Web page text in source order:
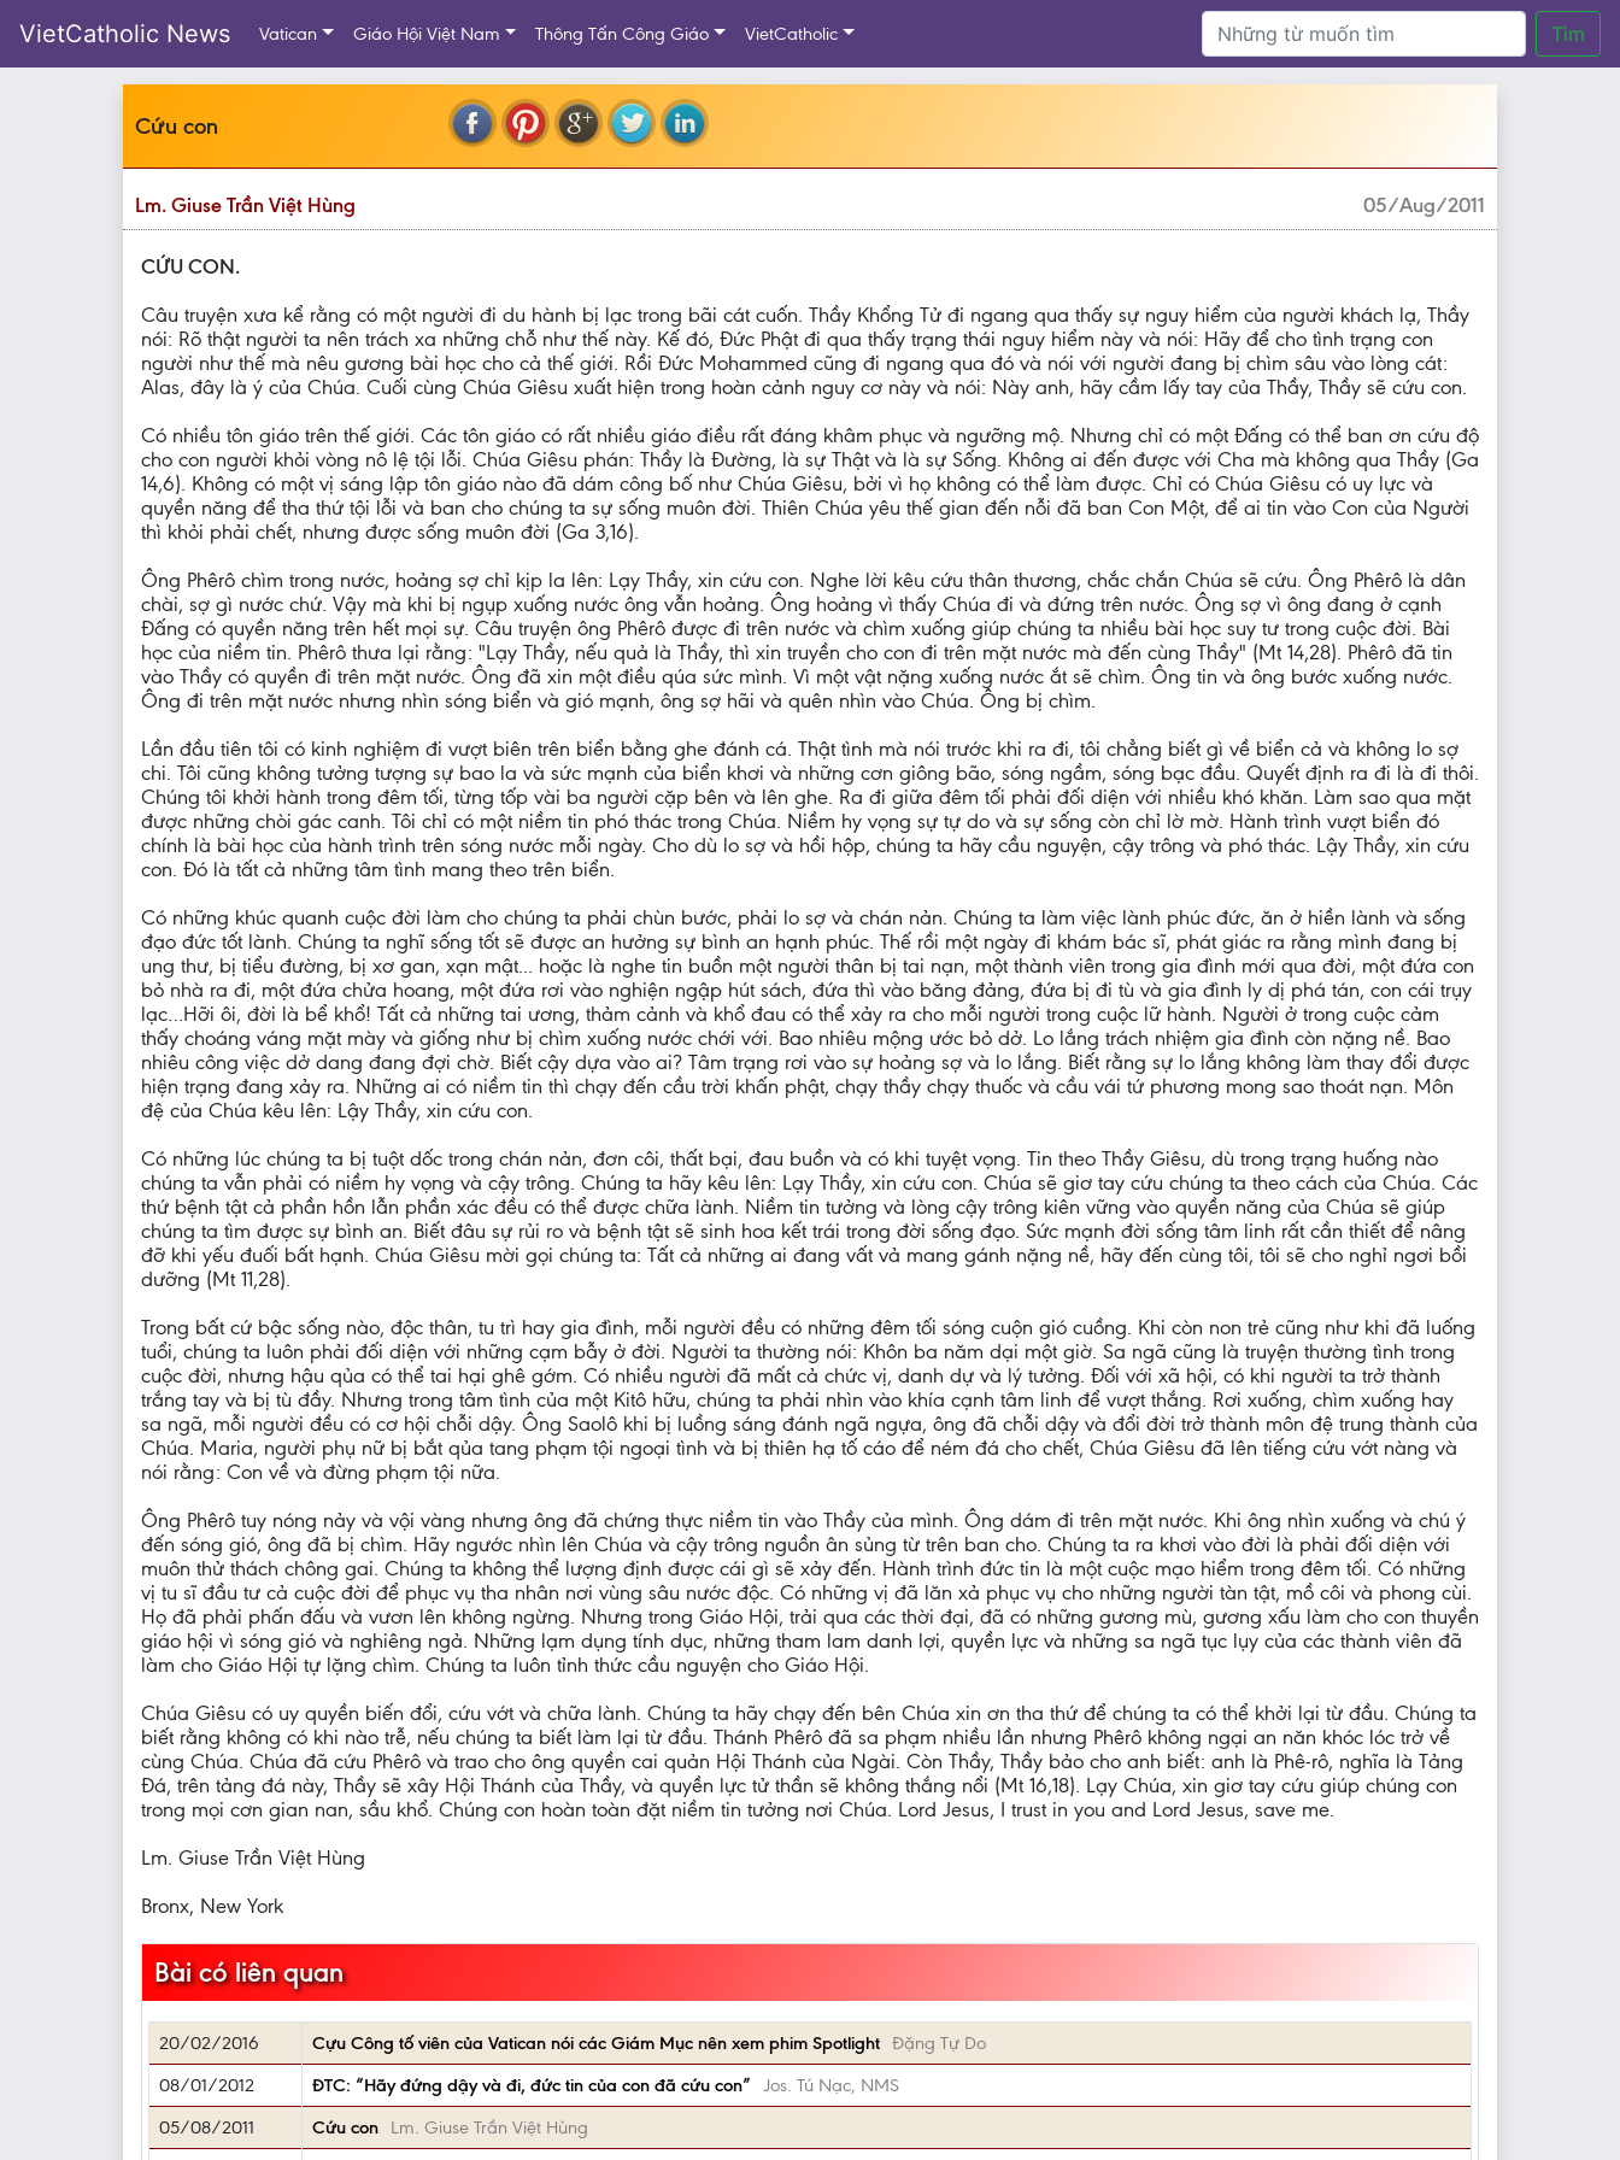
VietCatholic News Vatican Giáo Hội Việt Nam Thông Tấn Công Giáo VietCatholic Tìm
Cứu con
Lm. Giuse Trần Việt Hùng 05/Aug/2011
CỨU CON.
Câu truyện xưa kể rằng có một người đi du hành bị lạc trong bãi cát cuốn. Thầy Khổng Tử đi ngang qua thấy sự nguy hiểm của người khách lạ, Thầy
nói: Rõ thật người ta nên trách xa những chỗ như thế này. Kế đó, Đức Phật đi qua thấy trạng thái nguy hiểm này và nói: Hãy để cho tình trạng con
người như thế mà nêu gương bài học cho cả thế giới. Rồi Đức Mohammed cũng đi ngang qua đó và nói với người đang bị chìm sâu vào lòng cát:
Alas, đây là ý của Chúa. Cuối cùng Chúa Giêsu xuất hiện trong hoàn cảnh nguy cơ này và nói: Này anh, hãy cầm lấy tay của Thầy, Thầy sẽ cứu con.
Có nhiều tôn giáo trên thế giới. Các tôn giáo có rất nhiều giáo điều rất đáng khâm phục và ngưỡng mộ. Nhưng chỉ có một Đấng có thể ban ơn cứu độ
cho con người khỏi vòng nô lệ tội lỗi. Chúa Giêsu phán: Thầy là Đường, là sự Thật và là sự Sống. Không ai đến được với Cha mà không qua Thầy (Ga
14,6). Không có một vị sáng lập tôn giáo nào đã dám công bố như Chúa Giêsu, bởi vì họ không có thể làm được. Chỉ có Chúa Giêsu có uy lực và
quyền năng để tha thứ tội lỗi và ban cho chúng ta sự sống muôn đời. Thiên Chúa yêu thế gian đến nỗi đã ban Con Một, để ai tin vào Con của Người
thì khỏi phải chết, nhưng được sống muôn đời (Ga 3,16).
Ông Phêrô chìm trong nước, hoảng sợ chỉ kịp la lên: Lạy Thầy, xin cứu con. Nghe lời kêu cứu thân thương, chắc chắn Chúa sẽ cứu. Ông Phêrô là dân
chài, sợ gì nước chứ. Vậy mà khi bị ngụp xuống nước ông vẫn hoảng. Ông hoảng vì thấy Chúa đi và đứng trên nước. Ông sợ vì ông đang ở cạnh
Đấng có quyền năng trên hết mọi sự. Câu truyện ông Phêrô được đi trên nước và chìm xuống giúp chúng ta nhiều bài học suy tư trong cuộc đời. Bài
học của niềm tin. Phêrô thưa lại rằng: "Lạy Thầy, nếu quả là Thầy, thì xin truyền cho con đi trên mặt nước mà đến cùng Thầy" (Mt 14,28). Phêrô đã tin
vào Thầy có quyền đi trên mặt nước. Ông đã xin một điều qúa sức mình. Vì một vật nặng xuống nước ắt sẽ chìm. Ông tin và ông bước xuống nước.
Ông đi trên mặt nước nhưng nhìn sóng biển và gió mạnh, ông sợ hãi và quên nhìn vào Chúa. Ông bị chìm.
Lần đầu tiên tôi có kinh nghiệm đi vượt biên trên biển bằng ghe đánh cá. Thật tình mà nói trước khi ra đi, tôi chẳng biết gì về biển cả và không lo sợ
chi. Tôi cũng không tưởng tượng sự bao la và sức mạnh của biển khơi và những cơn giông bão, sóng ngầm, sóng bạc đầu. Quyết định ra đi là đi thôi.
Chúng tôi khởi hành trong đêm tối, từng tốp vài ba người cặp bên và lên ghe. Ra đi giữa đêm tối phải đối diện với nhiều khó khăn. Làm sao qua mặt
được những chòi gác canh. Tôi chỉ có một niềm tin phó thác trong Chúa. Niềm hy vọng sự tự do và sự sống còn chỉ lờ mờ. Hành trình vượt biển đó
chính là bài học của hành trình trên sóng nước mỗi ngày. Cho dù lo sợ và hồi hộp, chúng ta hãy cầu nguyện, cậy trông và phó thác. Lậy Thầy, xin cứu
con. Đó là tất cả những tâm tình mang theo trên biển.
Có những khúc quanh cuộc đời làm cho chúng ta phải chùn bước, phải lo sợ và chán nản. Chúng ta làm việc lành phúc đức, ăn ở hiền lành và sống
đạo đức tốt lành. Chúng ta nghĩ sống tốt sẽ được an hưởng sự bình an hạnh phúc. Thế rồi một ngày đi khám bác sĩ, phát giác ra rằng mình đang bị
ung thư, bị tiểu đường, bị xơ gan, xạn mật... hoặc là nghe tin buồn một người thân bị tai nạn, một thành viên trong gia đình mới qua đời, một đứa con
bỏ nhà ra đi, một đứa chửa hoang, một đứa rơi vào nghiện ngập hút sách, đứa thì vào băng đảng, đứa bị đi tù và gia đình ly dị phá tán, con cái trụy
lạc…Hỡi ôi, đời là bể khổ! Tất cả những tai ương, thảm cảnh và khổ đau có thể xảy ra cho mỗi người trong cuộc lữ hành. Người ở trong cuộc cảm
thấy choáng váng mặt mày và giống như bị chìm xuống nước chới với. Bao nhiêu mộng ước bỏ dở. Lo lắng trách nhiệm gia đình còn nặng nề. Bao
nhiêu công việc dở dang đang đợi chờ. Biết cậy dựa vào ai? Tâm trạng rơi vào sự hoảng sợ và lo lắng. Biết rằng sự lo lắng không làm thay đổi được
hiện trạng đang xảy ra. Những ai có niềm tin thì chạy đến cầu trời khấn phật, chạy thầy chạy thuốc và cầu vái tứ phương mong sao thoát nạn. Môn
đệ của Chúa kêu lên: Lậy Thầy, xin cứu con.
Có những lúc chúng ta bị tuột dốc trong chán nản, đơn côi, thất bại, đau buồn và có khi tuyệt vọng. Tin theo Thầy Giêsu, dù trong trạng huống nào
chúng ta vẫn phải có niềm hy vọng và cậy trông. Chúng ta hãy kêu lên: Lạy Thầy, xin cứu con. Chúa sẽ giơ tay cứu chúng ta theo cách của Chúa. Các
thứ bệnh tật cả phần hồn lẫn phần xác đều có thể được chữa lành. Niềm tin tưởng và lòng cậy trông kiên vững vào quyền năng của Chúa sẽ giúp
chúng ta tìm được sự bình an. Biết đâu sự rủi ro và bệnh tật sẽ sinh hoa kết trái trong đời sống đạo. Sức mạnh đời sống tâm linh rất cần thiết để nâng
đỡ khi yếu đuối bất hạnh. Chúa Giêsu mời gọi chúng ta: Tất cả những ai đang vất vả mang gánh nặng nề, hãy đến cùng tôi, tôi sẽ cho nghỉ ngơi bồi
dưỡng (Mt 11,28).
Trong bất cứ bậc sống nào, độc thân, tu trì hay gia đình, mỗi người đều có những đêm tối sóng cuộn gió cuồng. Khi còn non trẻ cũng như khi đã luống
tuổi, chúng ta luôn phải đối diện với những cạm bẫy ở đời. Người ta thường nói: Khôn ba năm dại một giờ. Sa ngã cũng là truyện thường tình trong
cuộc đời, nhưng hậu qủa có thể tai hại ghê gớm. Có nhiều người đã mất cả chức vị, danh dự và lý tưởng. Đối với xã hội, có khi người ta trở thành
trắng tay và bị tù đầy. Nhưng trong tâm tình của một Kitô hữu, chúng ta phải nhìn vào khía cạnh tâm linh để vượt thắng. Rơi xuống, chìm xuống hay
sa ngã, mỗi người đều có cơ hội chỗi dậy. Ông Saolô khi bị luồng sáng đánh ngã ngựa, ông đã chỗi dậy và đổi đời trở thành môn đệ trung thành của
Chúa. Maria, người phụ nữ bị bắt qủa tang phạm tội ngoại tình và bị thiên hạ tố cáo để ném đá cho chết, Chúa Giêsu đã lên tiếng cứu vớt nàng và
nói rằng: Con về và đừng phạm tội nữa.
Ông Phêrô tuy nóng nảy và vội vàng nhưng ông đã chứng thực niềm tin vào Thầy của mình. Ông dám đi trên mặt nước. Khi ông nhìn xuống và chú ý
đến sóng gió, ông đã bị chìm. Hãy ngước nhìn lên Chúa và cậy trông nguồn ân sủng từ trên ban cho. Chúng ta ra khơi vào đời là phải đối diện với
muôn thử thách chông gai. Chúng ta không thể lượng định được cái gì sẽ xảy đến. Hành trình đức tin là một cuộc mạo hiểm trong đêm tối. Có những
vị tu sĩ đầu tư cả cuộc đời để phục vụ tha nhân nơi vùng sâu nước độc. Có những vị đã lăn xả phục vụ cho những người tàn tật, mồ côi và phong cùi.
Họ đã phải phấn đấu và vươn lên không ngừng. Nhưng trong Giáo Hội, trải qua các thời đại, đã có những gương mù, gương xấu làm cho con thuyền
giáo hội vì sóng gió và nghiêng ngả. Những lạm dụng tính dục, những tham lam danh lợi, quyền lực và những sa ngã tục lụy của các thành viên đã
làm cho Giáo Hội tự lặng chìm. Chúng ta luôn tỉnh thức cầu nguyện cho Giáo Hội.
Chúa Giêsu có uy quyền biến đổi, cứu vớt và chữa lành. Chúng ta hãy chạy đến bên Chúa xin ơn tha thứ để chúng ta có thể khởi lại từ đầu. Chúng ta
biết rằng không có khi nào trễ, nếu chúng ta biết làm lại từ đầu. Thánh Phêrô đã sa phạm nhiều lần nhưng Phêrô không ngại an năn khóc lóc trở về
cùng Chúa. Chúa đã cứu Phêrô và trao cho ông quyền cai quản Hội Thánh của Ngài. Còn Thầy, Thầy bảo cho anh biết: anh là Phê-rô, nghĩa là Tảng
Đá, trên tảng đá này, Thầy sẽ xây Hội Thánh của Thầy, và quyền lực tử thần sẽ không thắng nổi (Mt 16,18). Lạy Chúa, xin giơ tay cứu giúp chúng con
trong mọi cơn gian nan, sầu khổ. Chúng con hoàn toàn đặt niềm tin tưởng nơi Chúa. Lord Jesus, I trust in you and Lord Jesus, save me.
Lm. Giuse Trần Việt Hùng
Bronx, New York
Bài có liên quan
20/02/2016 Cựu Công tố viên của Vatican nói các Giám Mục nên xem phim Spotlight Đặng Tự Do
08/01/2012
ĐTC: “Hãy đứng dậy và đi, đức tin của con đã cứu con”
Jos. Tú Nạc, NMS
05/08/2011
Cứu con
Lm. Giuse Trần Việt Hùng